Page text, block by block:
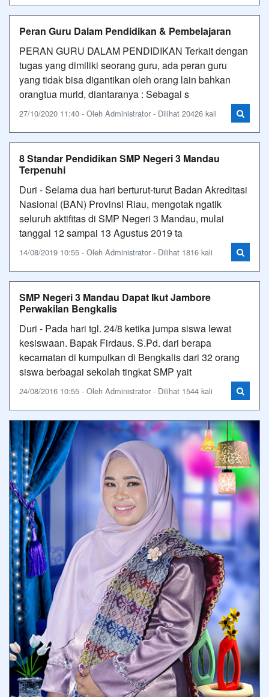
Peran Guru Dalam Pendidikan & Pembelajaran
PERAN GURU DALAM PENDIDIKAN Terkait dengan
tugas yang dimiliki seorang guru, ada peran guru
yang tidak bisa digantikan oleh orang lain bahkan
orangtua murid, diantaranya : Sebagai s
27/10/2020 11:40 - Oleh Administrator - Dilihat 20426 kali
8 Standar Pendidikan SMP Negeri 3 Mandau
Terpenuhi
Duri - Selama dua hari berturut-turut Badan Akreditasi
Nasional (BAN) Provinsi Riau, mengotak ngatik
seluruh aktifitas di SMP Negeri 3 Mandau, mulai
tanggal 12 sampai 13 Agustus 2019 ta
14/08/2019 10:55 - Oleh Administrator - Dilihat 1816 kali
SMP Negeri 3 Mandau Dapat Ikut Jambore
Perwakilan Bengkalis
Duri - Pada hari tgl. 24/8 ketika jumpa siswa lewat
kesiswaan. Bapak Firdaus. S.Pd. dari berapa
kecamatan di kumpulkan di Bengkalis dari 32 orang
siswa berbagai sekolah tingkat SMP yait
24/08/2016 10:55 - Oleh Administrator - Dilihat 1544 kali